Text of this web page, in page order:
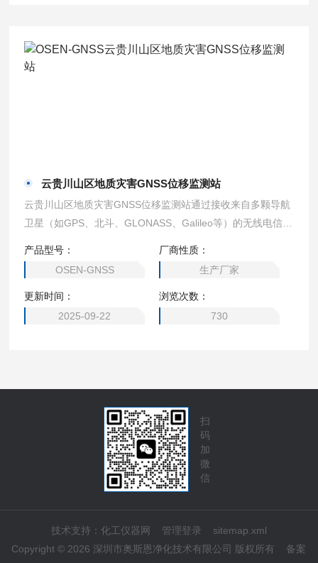
云贵川山区地质灾害GNSS位移监测站
云贵川山区地质灾害GNSS位移监测站通过接收来自多颗导航
卫星（如GPS、北斗、GLONASS、Galileo等）的无线电信
处理，提取出卫星的位置和时间信息。再结合已知的卫星轨道
参数，通过复杂的算法计算出接收机的三维位置和时间。通过
连续观测并对比不同时间点的位置信息，系统能够精确计算出
地表或地壳的微小位移变化，为地质灾害的监测和预警提供数
产品型号：
OSEN-GNSS
厂商性质：
生产厂家
更新时间：
2025-09-22
浏览次数：
730
扫
码
加
微
信
技术支持： 化工仪器网 管理登录
sitemap.xml
Copyright © 2026 深圳市奥斯恩净化技术有限公司 版权所有 备案